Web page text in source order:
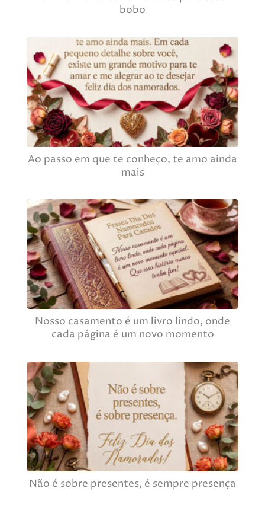
bobo
Ao passo em que te conheço, te amo ainda
mais
Nosso casamento é um livro lindo, onde
cada página é um novo momento
Não é sobre presentes, é sempre presença